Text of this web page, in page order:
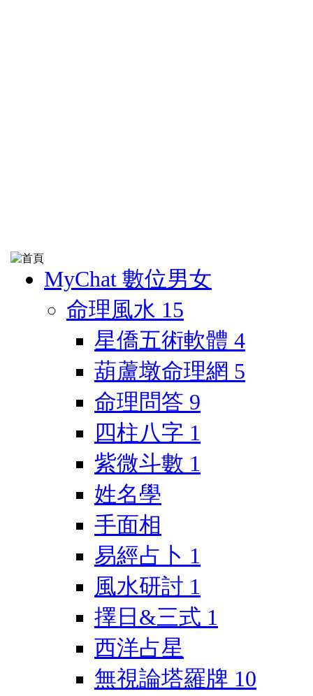
MyChat 數位男女
命理風水 15
星僑五術軟體 4
葫蘆墩命理網 5
命理問答 9
四柱八字 1
紫微斗數 1
姓名學
手面相
易經占卜 1
風水研討 1
擇日&三式 1
西洋占星
無視論塔羅牌 10